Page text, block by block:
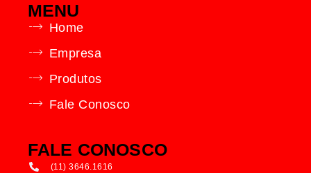
MENU
Home
Empresa
Produtos
Fale Conosco
FALE CONOSCO
(11) 3646.1616